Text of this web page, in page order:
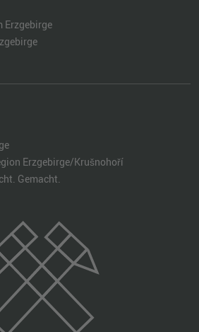
Erzgebirge
Erzgebirge/Krušnohoří
Gemacht.